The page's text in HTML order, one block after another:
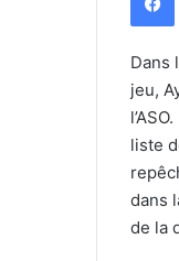
Dans
jeu,
liste
dans
de la